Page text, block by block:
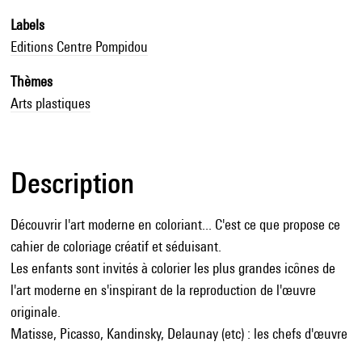
Labels
Editions Centre Pompidou
Thèmes
Arts plastiques
Description
Découvrir l'art moderne en coloriant... C'est ce que propose ce
cahier de coloriage créatif et séduisant.
Les enfants sont invités à colorier les plus grandes icônes de
l'art moderne en s'inspirant de la reproduction de l'œuvre
originale.
Matisse, Picasso, Kandinsky, Delaunay (etc) : les chefs d'œuvre